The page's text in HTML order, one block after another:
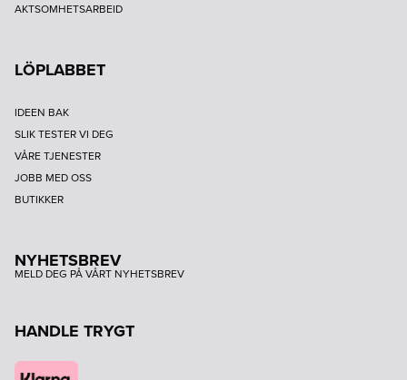
AKTSOMHETSARBEID
LÖPLABBET
IDEEN BAK
SLIK TESTER VI DEG
VÅRE TJENESTER
JOBB MED OSS
BUTIKKER
NYHETSBREV
MELD DEG PÅ VÅRT NYHETSBREV
HANDLE TRYGT